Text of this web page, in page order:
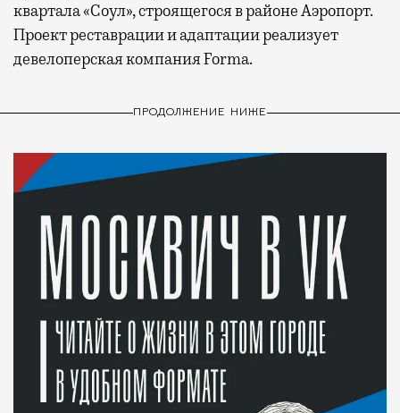
квартала «Соул», строящегося в районе Аэропорт.
Проект реставрации и адаптации реализует
девелоперская компания Forma.
ПРОДОЛЖЕНИЕ НИЖЕ